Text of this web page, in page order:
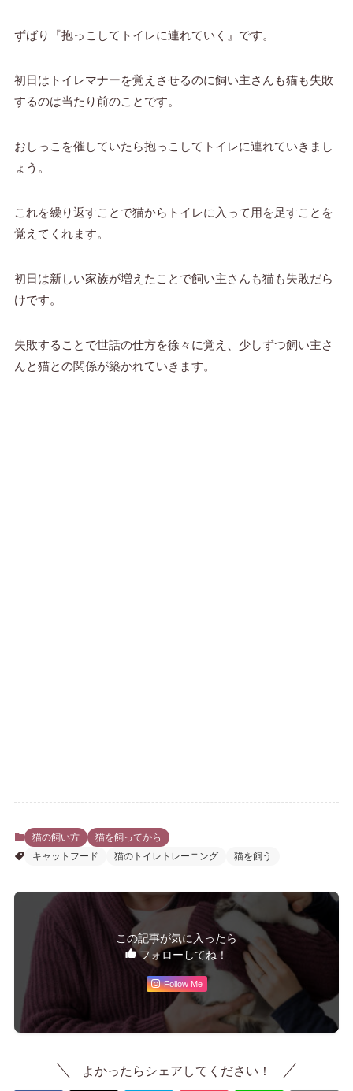
ずばり『抱っこしてトイレに連れていく』です。
初日はトイレマナーを覚えさせるのに飼い主さんも猫も失敗
するのは当たり前のことです。
おしっこを催していたら抱っこしてトイレに連れていきまし
ょう。
これを繰り返すことで猫からトイレに入って用を足すことを
覚えてくれます。
初日は新しい家族が増えたことで飼い主さんも猫も失敗だら
けです。
失敗することで世話の仕方を徐々に覚え、少しずつ飼い主さ
んと猫との関係が築かれていきます。
猫の飼い方
猫を飼ってから
キャットフード
猫のトイレトレーニング 猫を飼う
この記事が気に入ったら
フォローしてね！
Follow Me
よかったらシェアしてください！